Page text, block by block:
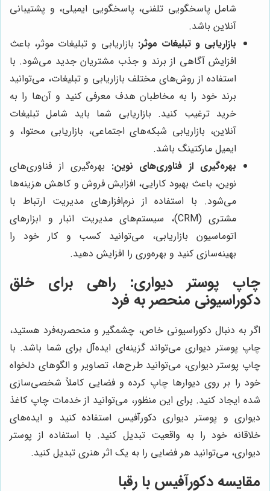
شامل پاسخگویی تلفنی، پاسخگویی ایمیلی، و پشتیبانی
آنلاین باشد.
بازاریابی و تبلیغات موثر: بازاریابی و تبلیغات موثر، باعث
افزایش آگاهی از برند و جذب مشتریان جدید می‌شود. با
استفاده از روش‌های مختلف بازاریابی و تبلیغات، می‌توانید
برند خود را به مخاطبان هدف معرفی کنید و آن‌ها را به
خرید ترغیب کنید. بازاریابی شما باید شامل تبلیغات
آنلاین، بازاریابی شبکه‌های اجتماعی، بازاریابی محتوا، و
ایمیل مارکتینگ باشد.
بهره‌گیری از فناوری‌های نوین: بهره‌گیری از فناوری‌های
نوین، باعث بهبود کارایی، افزایش فروش و کاهش هزینه‌ها
می‌شود. با استفاده از نرم‌افزارهای مدیریت ارتباط با
مشتری (CRM)، سیستم‌های مدیریت انبار و ابزارهای
اتوماسیون بازاریابی، می‌توانید کسب و کار خود را
بهینه‌سازی کنید و بهره‌وری را افزایش دهید.
چاپ پوستر دیواری: راهی برای خلق
دکوراسیونی منحصر به فرد
اگر به دنبال دکوراسیونی خاص، چشمگیر و منحصربه‌فرد هستید،
چاپ پوستر دیواری می‌تواند گزینه‌ای ایده‌آل برای شما باشد. با
چاپ پوستر دیواری، می‌توانید طرح‌ها، تصاویر و الگوهای دلخواه
خود را بر روی دیوارها چاپ کرده و فضایی کاملاً شخصی‌سازی
شده ایجاد کنید. برای این منظور، می‌توانید از خدمات چاپ کاغذ
دیواری و پوستر دیواری دکورآفیس استفاده کنید و ایده‌های
خلاقانه خود را به واقعیت تبدیل کنید. با استفاده از پوستر
دیواری، می‌توانید هر فضایی را به یک اثر هنری تبدیل کنید.
مقایسه دکورآفیس با رقبا